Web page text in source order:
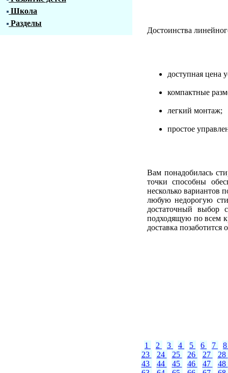
Школа
Разделы
Достоинства
доступная цена
компактные
легкий монтаж;
простое
Вам понадобилась
точки способны
несколько вариантов
любую недорогую
достаточный выбор
подходящую по всем
доставка
1 2 3 4 5 6 7
23
24 25 26 27
28
43
44 45 46 47
48